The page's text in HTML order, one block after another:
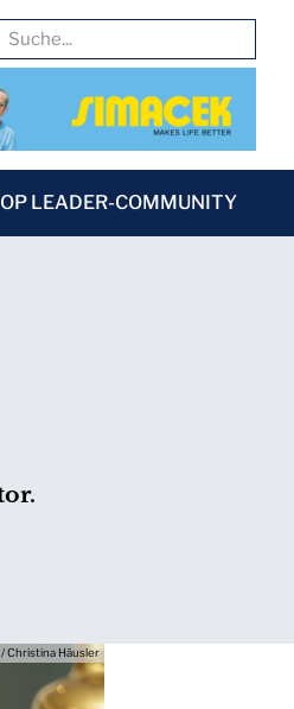
LEADER-COMMUNITY
Christina Häusler